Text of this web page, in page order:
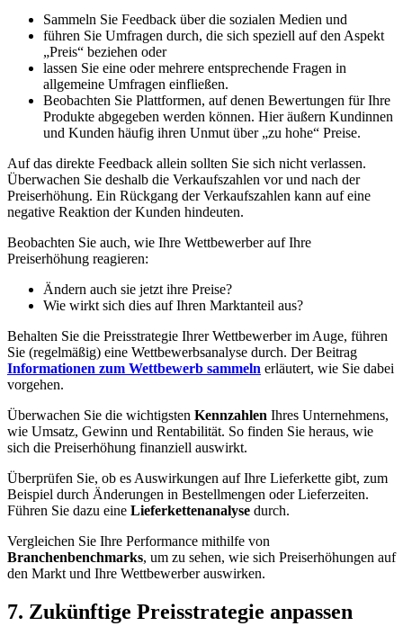
Sammeln Sie Feedback über die sozialen Medien und
führen Sie Umfragen durch, die sich speziell auf den Aspekt
„Preis“ beziehen oder
lassen Sie eine oder mehrere entsprechende Fragen in
allgemeine Umfragen einfließen.
Beobachten Sie Plattformen, auf denen Bewertungen für Ihre
Produkte abgegeben werden können. Hier äußern Kundinnen
und Kunden häufig ihren Unmut über „zu hohe“ Preise.
Auf das direkte Feedback allein sollten Sie sich nicht verlassen.
Überwachen Sie deshalb die Verkaufszahlen vor und nach der
Preiserhöhung. Ein Rückgang der Verkaufszahlen kann auf eine
negative Reaktion der Kunden hindeuten.
Beobachten Sie auch, wie Ihre Wettbewerber auf Ihre
Preiserhöhung reagieren:
Ändern auch sie jetzt ihre Preise?
Wie wirkt sich dies auf Ihren Marktanteil aus?
Behalten Sie die Preisstrategie Ihrer Wettbewerber im Auge, führen
Sie (regelmäßig) eine Wettbewerbsanalyse durch. Der Beitrag
Informationen zum Wettbewerb sammeln erläutert, wie Sie dabei
vorgehen.
Überwachen Sie die wichtigsten Kennzahlen Ihres Unternehmens,
wie Umsatz, Gewinn und Rentabilität. So finden Sie heraus, wie
sich die Preiserhöhung finanziell auswirkt.
Überprüfen Sie, ob es Auswirkungen auf Ihre Lieferkette gibt, zum
Beispiel durch Änderungen in Bestellmengen oder Lieferzeiten.
Führen Sie dazu eine Lieferkettenanalyse durch.
Vergleichen Sie Ihre Performance mithilfe von
Branchenbenchmarks, um zu sehen, wie sich Preiserhöhungen auf
den Markt und Ihre Wettbewerber auswirken.
7. Zukünftige Preisstrategie anpassen